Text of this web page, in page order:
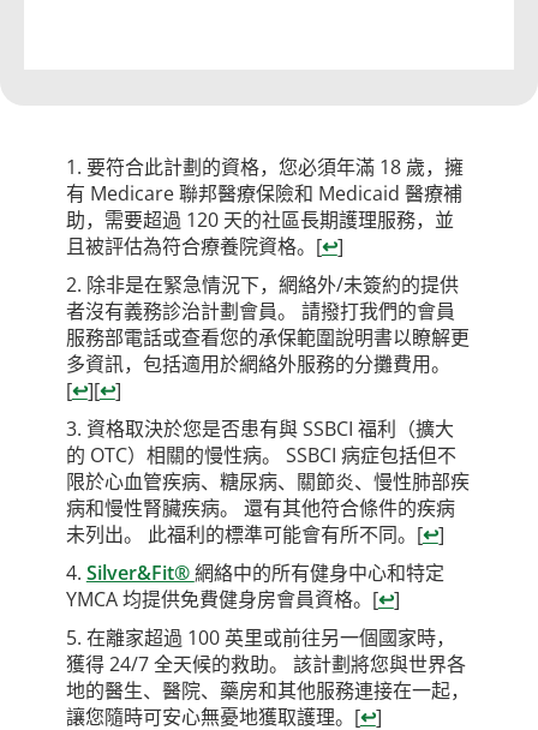
要符合此計劃的資格，您必須年滿 18 歲，擁
有 Medicare 聯邦醫療保險和 Medicaid 醫療補
助，需要超過 120 天的社區長期護理服務，並
且被評估為符合療養院資格。 [↩]
除非是在緊急情況下，網絡外/未簽約的提供
者沒有義務診治計劃會員。 請撥打我們的會員
服務部電話或查看您的承保範圍說明書以瞭解更
多資訊，包括適用於網絡外服務的分攤費用。
[↩][↩]
資格取決於您是否患有與 SSBCI 福利（擴大
的 OTC）相關的慢性病。 SSBCI 病症包括但不
限於心血管疾病、糖尿病、關節炎、慢性肺部疾
病和慢性腎臟疾病。 還有其他符合條件的疾病
未列出。 此福利的標準可能會有所不同。 [↩]
Silver&Fit®網絡中的所有健身中心和特定
YMCA 均提供免費健身房會員資格。 [↩]
在離家超過 100 英里或前往另一個國家時，
獲得 24/7 全天候的救助。 該計劃將您與世界各
地的醫生、醫院、藥房和其他服務連接在一起，
讓您隨時可安心無憂地獲取護理。 [↩]